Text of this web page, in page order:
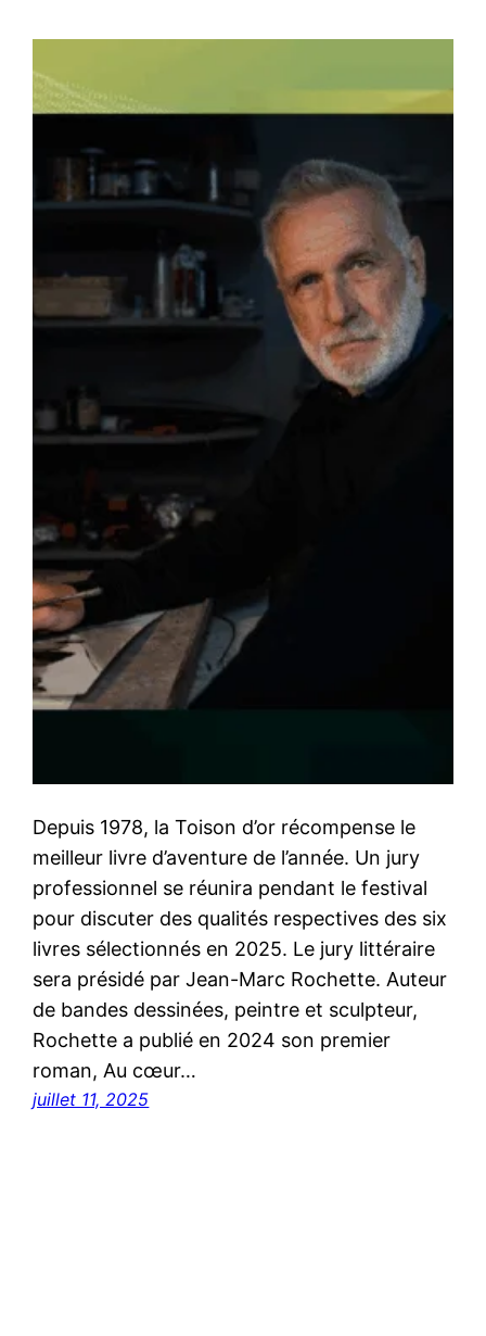
Depuis 1978, la Toison d’or récompense le
meilleur livre d’aventure de l’année. Un jury
professionnel se réunira pendant le festival
pour discuter des qualités respectives des six
livres sélectionnés en 2025. Le jury littéraire
sera présidé par Jean-Marc Rochette. Auteur
de bandes dessinées, peintre et sculpteur,
Rochette a publié en 2024 son premier
roman, Au cœur…
juillet 11, 2025